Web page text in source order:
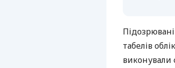
табелів
виконували